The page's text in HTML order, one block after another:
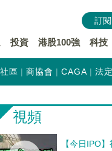
投資 港股100強 科技
訂閱
社區 商協會 CAGA 法
視頻
【今日IPO